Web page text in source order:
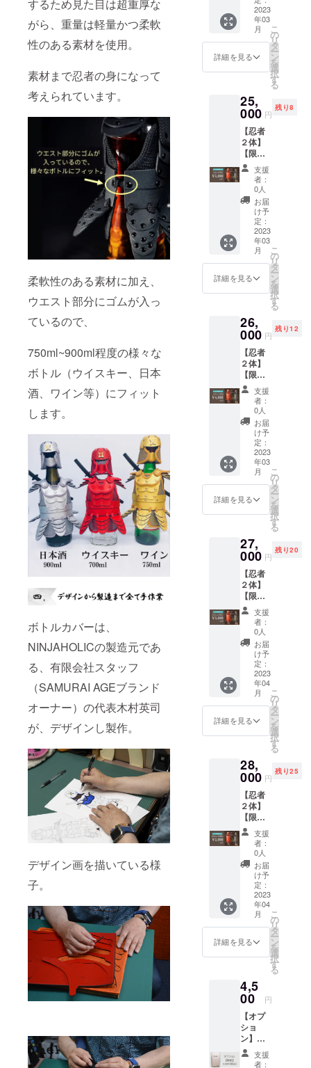
するため見た目は超重厚な
がら、重量は軽量かつ柔軟
性のある素材を使用。
素材まで忍者の身になって
考えられています。
柔軟性のある素材に加え、
ウエスト部分にゴムが入っ
ているので、
750ml~900ml程度の様々な
ボトル（ウイスキー、日本
酒、ワイン等）にフィット
します。
ボトルカバーは、
NINJAHOLICの製造元であ
る、有限会社スタッフ
（SAMURAI AGEブランド
オーナー）の代表木村英司
が、デザインし製作。
デザイン画を描いている様
子。
バー 赤/
黒 定
30,000
円
2023
年03
月
詳細を見る
こ
の
リ
タ
ー
ン
を
選
択
す
る
25,
000 円
残り8
【忍者
２体】
【限定
８セッ
ト】忍
者ボト
ルカ
バー 赤/
黒 定価
30,000
支援
者：
0人
お届
け予
定：
2023
年03
月
詳細を見る
こ
の
リ
タ
ー
ン
を
選
択
す
る
26,
000 円
残り12
【忍者
２体】
【限定
１２
セッ
ト】忍
者ボト
ルカ
バー 赤/
黒 定価
30,000
支援
者：
0人
お届
け予
定：
2023
年03
月
詳細を見る
こ
の
リ
タ
ー
ン
を
選
択
す
る
27,
000 円
残り20
【忍者
２体】
【限定
20セッ
ト】忍
者ボト
ルカ
バー 赤/
30,000
支援
者：
0人
お届
け予
定：
2023
年04
月
詳細を見る
こ
の
リ
タ
ー
ン
を
選
択
す
る
28,
000 円
残り25
【忍者
２体】
【限定
２５
セッ
ト】忍
者ボト
ルカ
バー 赤/
黒 定価
30,000
支援
者：
0人
お届
け予
定：
2023
年04
月
詳細を見る
こ
の
リ
タ
ー
ン
を
選
択
す
る
4,5
00 円
【オプ
ショ
ン】桐
箱 １
体につ
支援
者：